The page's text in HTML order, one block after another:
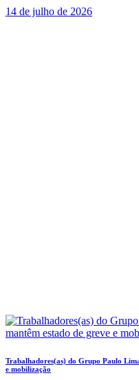
14 de julho de 2026
Trabalhadores(as) do Grupo Paulo
e mobilização